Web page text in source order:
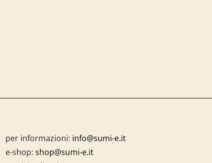
per informazioni: info@sumi-e.it
e-shop: shop@sumi-e.it